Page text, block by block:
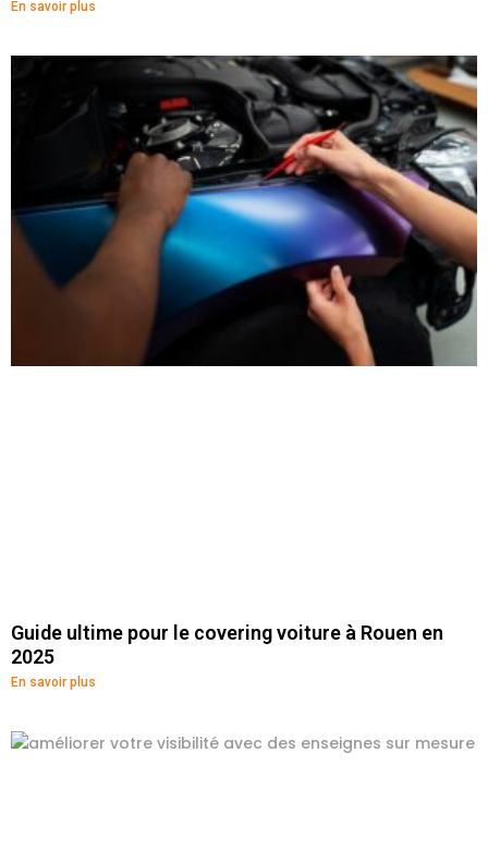
En savoir plus
Guide ultime pour le covering voiture à Rouen en
2025
En savoir plus